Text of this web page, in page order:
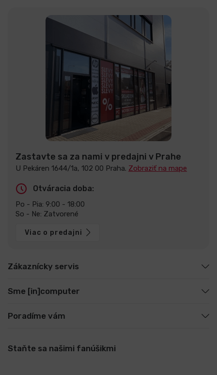
Zastavte sa za nami v predajni v Prahe
U Pekáren 1644/1a, 102 00 Praha. Zobraziť na mape
Otváracia doba:
Po - Pia: 9:00 - 18:00
So - Ne: Zatvorené
Viac o predajni
Zákaznícky servis
Sme [in]computer
Poradíme vám
Staňte sa našimi fanúšikmi